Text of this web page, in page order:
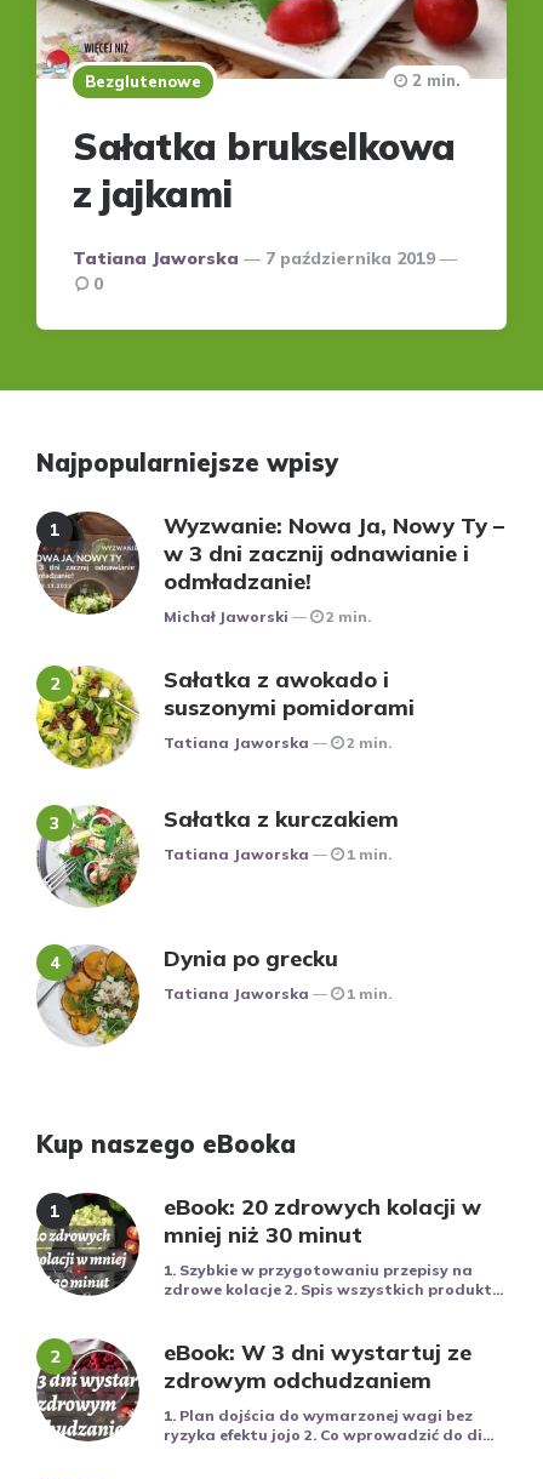
Bezglutenowe
Sałatka brukselkowa
z jajkami
Posted
by
Tatiana Jaworska 7 października 2019
2 min.
0
Najpopularniejsze wpisy
Wyzwanie: Nowa Ja, Nowy Ty –
w 3 dni zacznij odnawianie i
odmładzanie!
Posted
Michał Jaworski 2 min.
Sałatka z awokado i
suszonymi pomidorami
Posted
Tatiana Jaworska 2 min.
Sałatka z kurczakiem
Posted
Tatiana Jaworska 1 min.
Dynia po grecku
Posted
Tatiana Jaworska 1 min.
Kup naszego eBooka
eBook: 20 zdrowych kolacji w
mniej niż 30 minut
1. Szybkie w przygotowaniu przepisy na
zdrowe kolacje 2. Spis wszystkich produkt...
eBook: W 3 dni wystartuj ze
zdrowym odchudzaniem
1. Plan dojścia do wymarzonej wagi bez
ryzyka efektu jojo 2. Co wprowadzić do di...